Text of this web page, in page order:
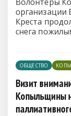
организации
Креста
снега
ОБЩЕСТВО
Визит
Копыльщины